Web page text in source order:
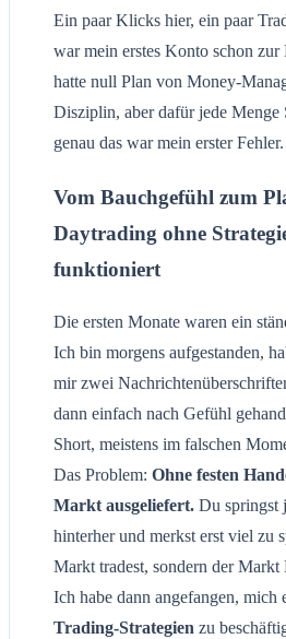
Ein paar Klicks hier, ein paar
war mein erstes Konto schon zur
hatte null Plan von Money-
Disziplin, aber dafür jede Menge
genau das war mein erster Fehler.
Vom Bauchgefühl zum
Daytrading ohne
funktioniert
Die ersten Monate waren ein
Ich bin morgens aufgestanden,
mir zwei
dann einfach nach Gefühl
Short, meistens im falschen
Das Problem: Ohne festen
Markt ausgeliefert. Du springst
hinterher und merkst erst viel zu
Markt tradest, sondern der
Ich habe dann angefangen, mich
Trading-Strategien zu